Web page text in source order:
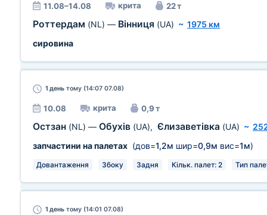
11.08–14.08 крита 22 т
Роттердам (NL) — Вінниця (UA) ~ 1975 км
сировина
1 день тому (14:07 07.08)
10.08 крита 0,9 т
Остзан (NL) — Обухів (UA), Єлизаветівка (UA) ~
запчастини на палетах (дов=1,2м шир=0,9м вис=1м)
Довантаження Збоку Задня Кільк. палет: 2 Тип
1 день тому (14:01 07.08)